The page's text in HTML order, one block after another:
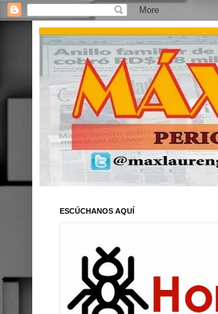
ESCÚCHANOS AQUÍ